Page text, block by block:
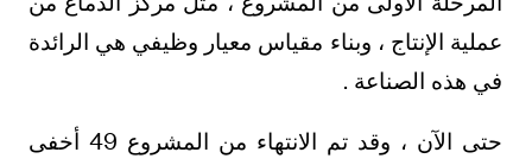
عملية الإنتاج ، وبناء مقياس معيار وظيفي هي الرائدة
في هذه الصناعة .
حتى الآن ، وقد تم الانتهاء من المشروع 49 أخفى